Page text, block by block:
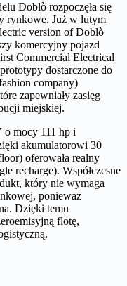
Doblò rozpoczęła się
rynkowe. Już w lutym
version of Doblò
komercyjny pojazd
Commercial Electrical
dostarczone do
company)
zapewniały zasięg
miejskiej.
o mocy 111 hp i
akumulatorowi 30
oferowała realny
recharge). Współczesne
który nie wymaga
ponieważ
Dzięki temu
flotę,